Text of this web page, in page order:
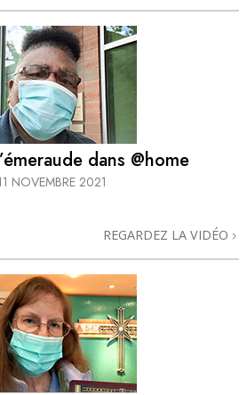
dans @home
NOVEMBRE 2021
REGARDEZ LA VIDÉO